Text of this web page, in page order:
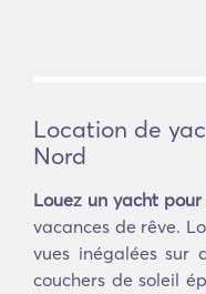
Location de
Nord
Louez un yacht
vacances de rêve.
vues inégalées sur
couchers de soleil